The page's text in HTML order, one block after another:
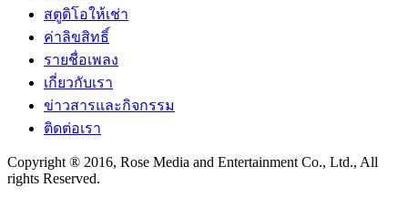
สตูดิโอให้เช่า
ค่าลิขสิทธิ์
รายชื่อเพลง
เกี่ยวกับเรา
ข่าวสารและกิจกรรม
ติดต่อเรา
Copyright ® 2016, Rose Media and Entertainment Co., Ltd., All
rights Reserved.